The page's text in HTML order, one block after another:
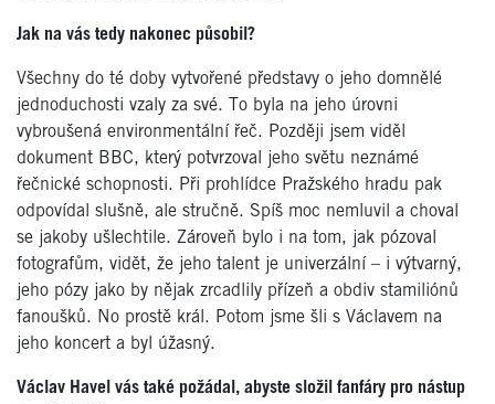
Jak na vás tedy nakonec působil?
Všechny do té doby vytvořené představy o jeho domnělé
jednoduchosti vzaly za své. To byla na jeho úrovni
vybroušená environmentální řeč. Později jsem viděl
dokument BBC, který potvrzoval jeho světu neznámé
řečnické schopnosti. Při prohlídce Pražského hradu pak
odpovídal slušně, ale stručně. Spíš moc nemluvil a choval
se jakoby ušlechtile. Zároveň bylo i na tom, jak pózoval
fotografům, vidět, že jeho talent je univerzální – i výtvarný,
jeho pózy jako by nějak zrcadlily přízeň a obdiv stamiliónů
fanoušků. No prostě král. Potom jsme šli s Václavem na
jeho koncert a byl úžasný.
Václav Havel vás také požádal, abyste složil fanfáry pro nástup